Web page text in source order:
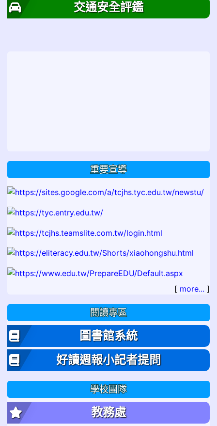
交通安全評鑑
重要宣導
[ more... ]
閱讀專區
圖書館系統
好讀週報小記者提問
學校團隊
教務處